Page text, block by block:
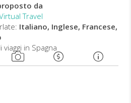
da
Travel
Italiano, Inglese, Francese,
in Spagna